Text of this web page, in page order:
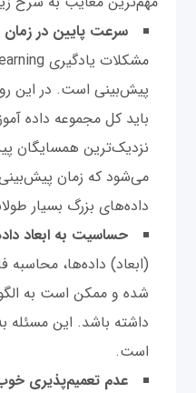
سرعت پایین در
پیش‌بینی است. در این
باید کل مجموعه داده
نزدیک‌ترین همسایگان
می‌شود که زمان
داده‌های بزرگ بسیار
حساسیت به ابعاد
(ابعاد) داده‌ها، محاسبه
شده و ممکن است به
داشته باشد. این مسئله
است.
عدم تعمیم‌پذیری